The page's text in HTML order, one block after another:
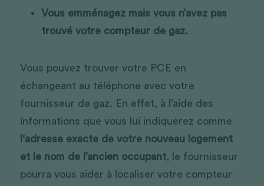
Vous emménagez mais vous n’avez pas
trouvé votre compteur de gaz.
Vous pouvez trouver votre PCE en
échangeant au téléphone avec votre
fournisseur de gaz. En effet, à l’aide des
l'adresse exacte de votre nouveau logement
et le nom de l’ancien occupant, le fournisseur
pourra vous aider à localiser votre compteur